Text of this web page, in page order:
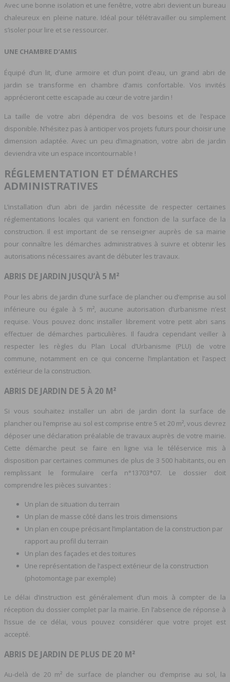
Avec une bonne isolation et une fenêtre, votre abri devient un bureau
chaleureux en pleine nature. Idéal pour télétravailler ou simplement
s’isoler pour lire et se ressourcer.
UNE CHAMBRE D’AMIS
Équipé d’un lit, d’une armoire et d’un point d’eau, un grand abri de
jardin se transforme en chambre d’amis confortable. Vos invités
apprécieront cette escapade au cœur de votre jardin !
La taille de votre abri dépendra de vos besoins et de l’espace
disponible. N’hésitez pas à anticiper vos projets futurs pour choisir une
dimension adaptée. Avec un peu d’imagination, votre abri de jardin
deviendra vite un espace incontournable !
RÉGLEMENTATION ET DÉMARCHES
ADMINISTRATIVES
L’installation d’un abri de jardin nécessite de respecter certaines
réglementations locales qui varient en fonction de la surface de la
construction. Il est important de se renseigner auprès de sa mairie
pour connaître les démarches administratives à suivre et obtenir les
autorisations nécessaires avant de débuter les travaux.
ABRIS DE JARDIN JUSQU’À 5 M²
Pour les abris de jardin d’une surface de plancher ou d’emprise au sol
inférieure ou égale à 5 m², aucune autorisation d’urbanisme n’est
requise. Vous pouvez donc installer librement votre petit abri sans
effectuer de démarches particulières. Il faudra cependant veiller à
respecter les règles du Plan Local d’Urbanisme (PLU) de votre
commune, notamment en ce qui concerne l’implantation et l’aspect
extérieur de la construction.
ABRIS DE JARDIN DE 5 À 20 M²
Si vous souhaitez installer un abri de jardin dont la surface de
plancher ou l’emprise au sol est comprise entre 5 et 20 m², vous devrez
déposer une déclaration préalable de travaux auprès de votre mairie.
Cette démarche peut se faire en ligne via le téléservice mis à
disposition par certaines communes de plus de 3 500 habitants, ou en
remplissant le formulaire cerfa n°13703*07. Le dossier doit
comprendre les pièces suivantes :
Un plan de situation du terrain
Un plan de masse côté dans les trois dimensions
Un plan en coupe précisant l’implantation de la construction par
rapport au profil du terrain
Un plan des façades et des toitures
Une représentation de l’aspect extérieur de la construction
(photomontage par exemple)
Le délai d’instruction est généralement d’un mois à compter de la
réception du dossier complet par la mairie. En l’absence de réponse à
l’issue de ce délai, vous pouvez considérer que votre projet est
accepté.
ABRIS DE JARDIN DE PLUS DE 20 M²
Au-delà de 20 m² de surface de plancher ou d’emprise au sol, la